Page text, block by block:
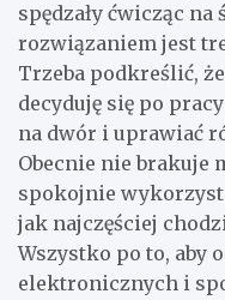
spędzały ćwicząc
rozwiązaniem jest
Trzeba podkreślić,
decyduję się po
na dwór i uprawiać
Obecnie nie brakuje
spokojnie
jak najczęściej
Wszystko po to, aby
elektronicznych i